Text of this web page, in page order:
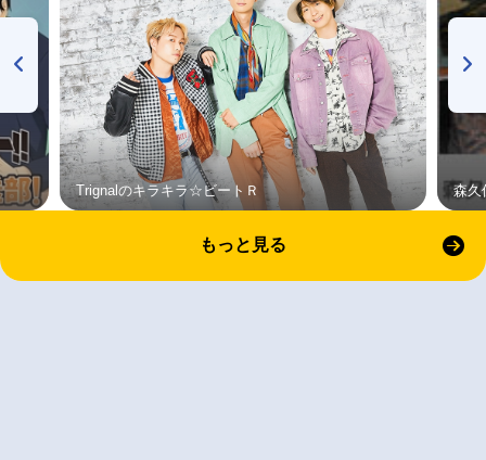
Trignalのキラキラ☆ビートＲ 森久
もっと見る